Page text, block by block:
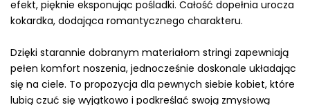
efekt, pięknie eksponując pośladki. Całość dopełnia urocza
kokardka, dodająca romantycznego charakteru.
Dzięki starannie dobranym materiałom stringi zapewniają
pełen komfort noszenia, jednocześnie doskonale układając
się na ciele. To propozycja dla pewnych siebie kobiet, które
lubią czuć się wyjątkowo i podkreślać swoją zmysłową